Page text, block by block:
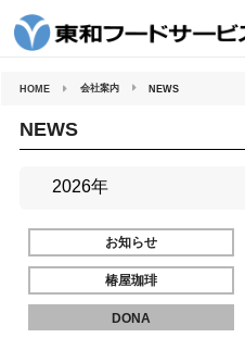
HOME 会社案内 NEWS
NEWS
お知らせ
椿屋珈琲
DONA